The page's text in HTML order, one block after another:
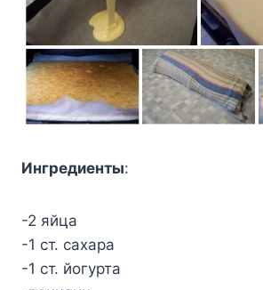
Ингредиенты:
-2 яйца
-1 ст. сахара
-1 ст. йогурта